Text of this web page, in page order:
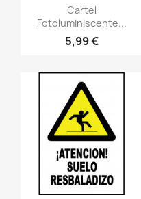
Vistazo rápido
Cartel
Fotoluminiscente...
5,99 €